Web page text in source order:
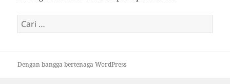
Cari
untuk:
Dengan bangga bertenaga WordPress